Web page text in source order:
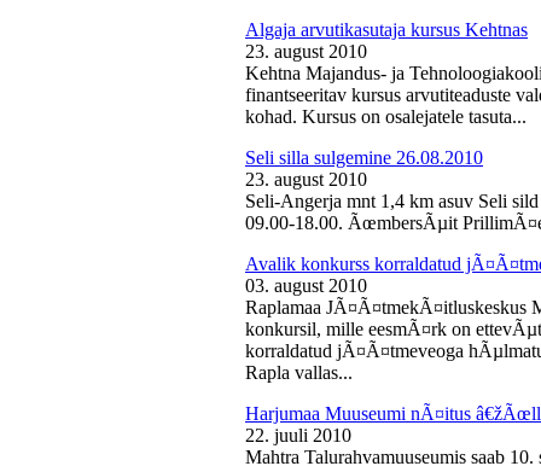
Algaja arvutikasutaja kursus Kehtnas
23. august 2010
Kehtna Majandus- ja
finantseeritav kursus arvutiteaduste
kohad. Kursus on osalejatele tasuta...
Seli silla sulgemine 26.08.2010
23. august 2010
Seli-Angerja mnt 1,4 km asuv Seli
09.00-18.00. ÃœmbersÃµit
Avalik konkurss korraldatud
03. august 2010
Raplamaa JÃ¤Ã¤tmekÃ¤itluskeskus
konkursil, mille eesmÃ¤rk on
korraldatud jÃ¤Ã¤tmeveoga
Rapla vallas...
Harjumaa Muuseumi nÃ¤itus
22. juuli 2010
Mahtra Talurahvamuuseumis saab